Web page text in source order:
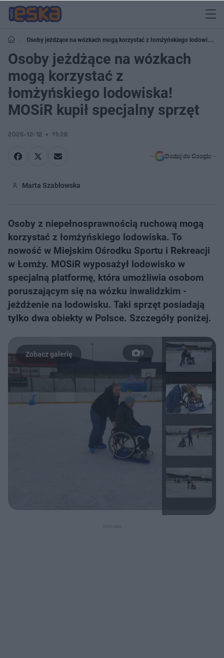
Osoby jeżdżące na wózkach mogą korzystać z łomżyńskiego lodowiska!
MOSiR kupił specjalny sprzęt
Osoby jeżdżące na wózkach
mogą korzystać z
łomżyńskiego lodowiska!
MOSiR kupił specjalny sprzęt
2025-12-12 11:26
Dodaj do Google
Marta Szabłowska
Osoby z niepełnosprawnością ruchową mogą
korzystać z łomżyńskiego lodowiska. To
nowość w Miejskim Ośrodku Sportu i Rekreacji
w Łomży. MOSiR wyposażył lodowisko w
specjalną platformę, która umożliwia osobom
poruszającym się na wózku inwalidzkim -
jeżdżenie na lodowisku. Taki sprzęt posiadają
tylko dwa obiekty w Polsce. Szczegóły poniżej.
9